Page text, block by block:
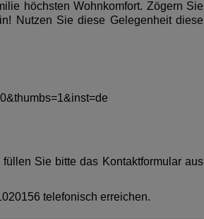
höchsten Wohnkomfort. Zögern Sie
Nutzen Sie diese Gelegenheit diese
Sie bitte das Kontaktformular aus
telefonisch erreichen.